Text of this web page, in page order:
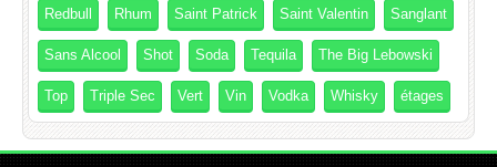
Redbull Rhum Saint Patrick Saint Valentin Sanglant
Sans Alcool Shot Soda Tequila The Big Lebowski
Top Triple Sec Vert Vin Vodka Whisky étages